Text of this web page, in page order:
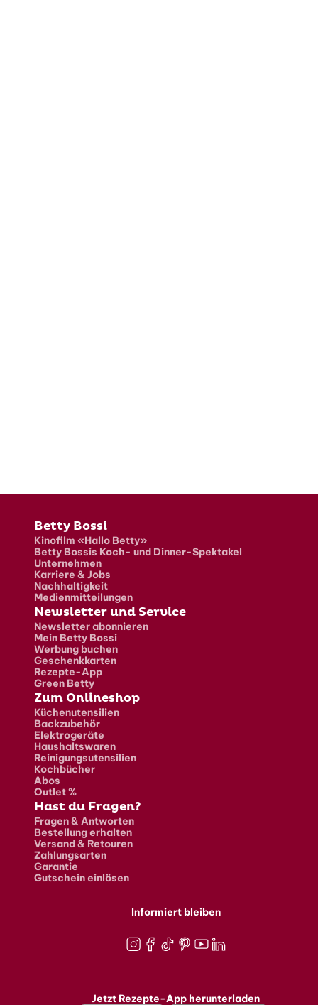
Fusszeile
Betty Bossi
Kinofilm «Hallo Betty»
Betty Bossis Koch- und Dinner-Spektakel
Unternehmen
Karriere & Jobs
Nachhaltigkeit
Medienmitteilungen
Newsletter und Service
Newsletter abonnieren
Mein Betty Bossi
Werbung buchen
Geschenkkarten
Rezepte-App
Green Betty
Zum Onlineshop
Küchenutensilien
Backzubehör
Elektrogeräte
Haushaltswaren
Reinigungsutensilien
Kochbücher
Abos
Outlet %
Hast du Fragen?
Fragen & Antworten
Bestellung erhalten
Versand & Retouren
Zahlungsarten
Garantie
Gutschein einlösen
Informiert bleiben
Jetzt Rezepte-App herunterladen